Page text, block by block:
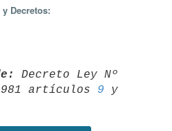
Decretos:
Decreto Ley Nº
artículos 9